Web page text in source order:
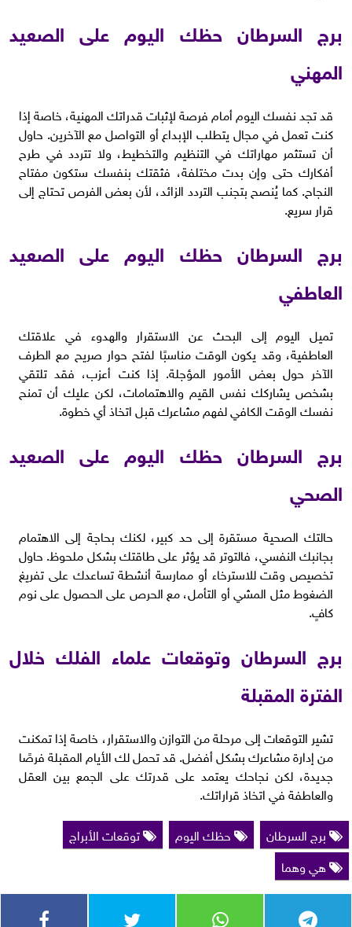
برج السرطان حظك اليوم على الصعيد
المهني
قد تجد نفسك اليوم أمام فرصة لإثبات قدراتك المهنية، خاصة إذا
كنت تعمل في مجال يتطلب الإبداع أو التواصل مع الآخرين. حاول
أن تستثمر مهاراتك في التنظيم والتخطيط، ولا تتردد في طرح
أفكارك حتى وإن بدت مختلفة، فثقتك بنفسك ستكون مفتاح
النجاح. كما يُنصح بتجنب التردد الزائد، لأن بعض الفرص تحتاج إلى
قرار سريع.
برج السرطان حظك اليوم على الصعيد
العاطفي
تميل اليوم إلى البحث عن الاستقرار والهدوء في علاقتك
العاطفية، وقد يكون الوقت مناسبًا لفتح حوار صريح مع الطرف
الآخر حول بعض الأمور المؤجلة. إذا كنت أعزب، فقد تلتقي
بشخص يشاركك نفس القيم والاهتمامات، لكن عليك أن تمنح
نفسك الوقت الكافي لفهم مشاعرك قبل اتخاذ أي خطوة.
برج السرطان حظك اليوم على الصعيد
الصحي
حالتك الصحية مستقرة إلى حد كبير، لكنك بحاجة إلى الاهتمام
بجانبك النفسي، فالتوتر قد يؤثر على طاقتك بشكل ملحوظ. حاول
تخصيص وقت للاسترخاء أو ممارسة أنشطة تساعدك على تفريغ
الضغوط مثل المشي أو التأمل، مع الحرص على الحصول على نوم
كافٍ.
برج السرطان وتوقعات علماء الفلك خلال
الفترة المقبلة
تشير التوقعات إلى مرحلة من التوازن والاستقرار، خاصة إذا تمكنت
من إدارة مشاعرك بشكل أفضل. قد تحمل لك الأيام المقبلة فرصًا
جديدة، لكن نجاحك يعتمد على قدرتك على الجمع بين العقل
والعاطفة في اتخاذ قراراتك.
برج السرطان
حظك اليوم
توقعات الأبراج
هي وهما